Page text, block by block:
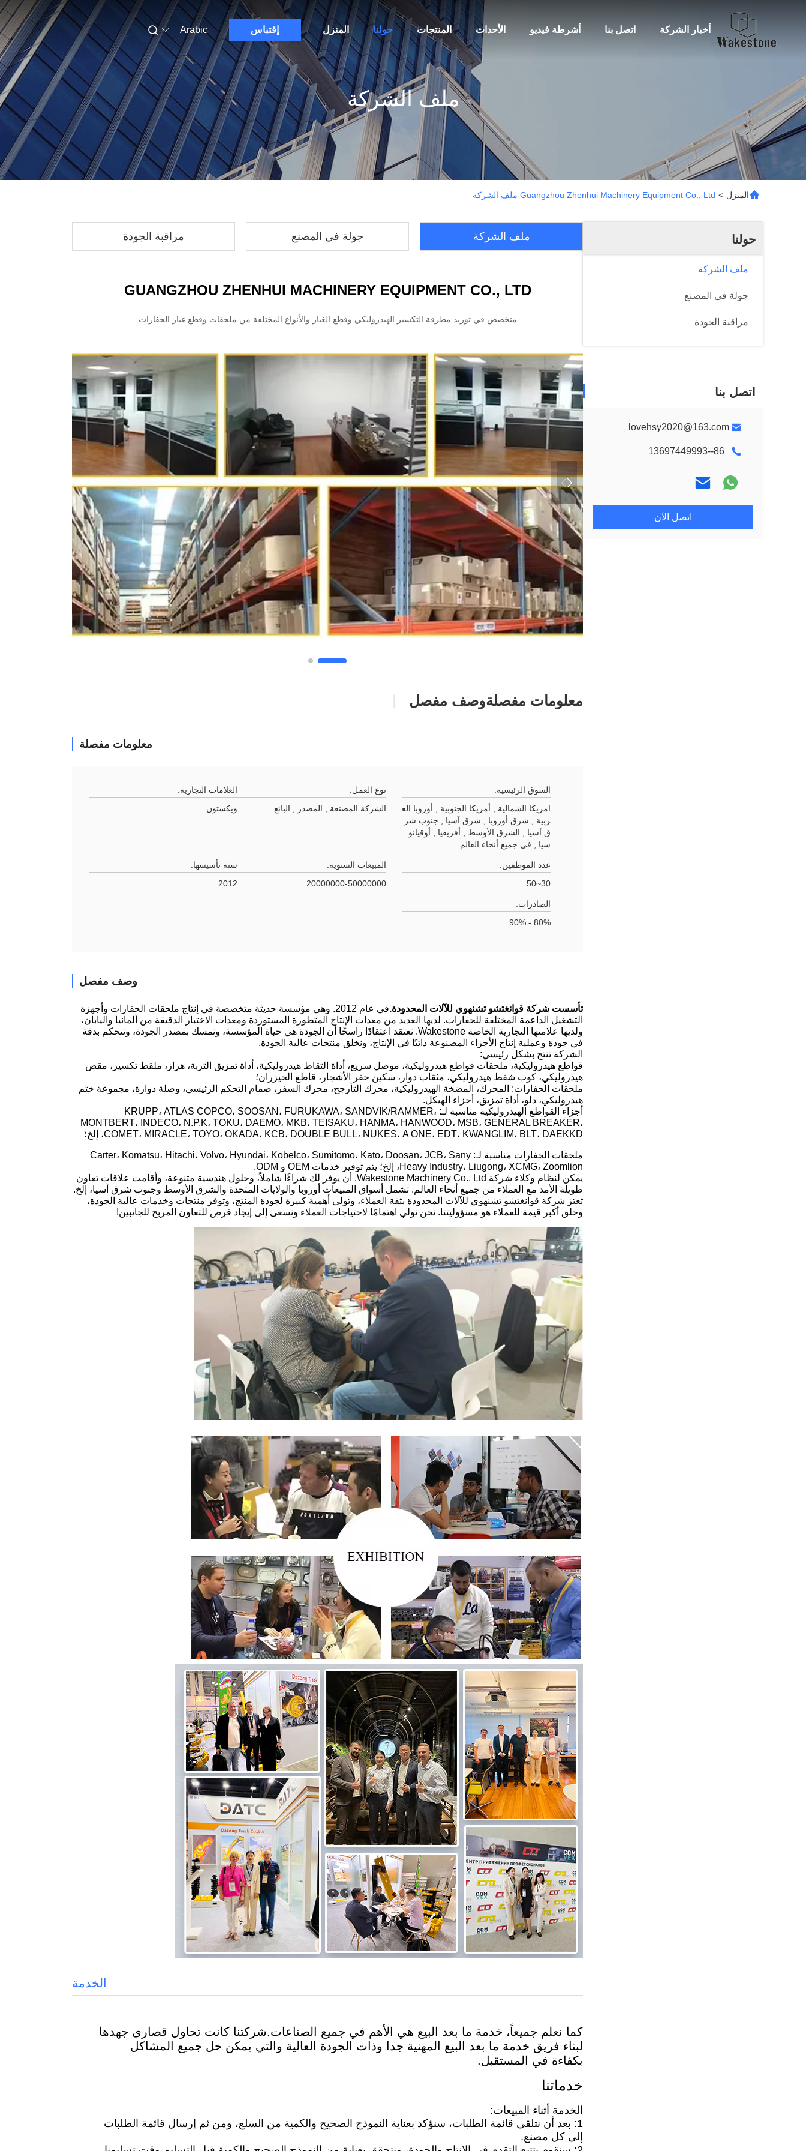
المنزل حولنا المنتجات الأحداث أشرطة فيديو اتصل بنا أخبار الشركة إقتباس Arabic
ملف الشركة
المنزل > Guangzhou Zhenhui Machinery Equipment Co., Ltd ملف الشركة
حولنا
ملف الشركة
جولة في المصنع
مراقبة الجودة
اتصل بنا
lovehsy2020@163.com
86--13697449993
اتصل الآن
ملف الشركة جولة في المصنع مراقبة الجودة
GUANGZHOU ZHENHUI MACHINERY EQUIPMENT CO., LTD
متخصص في توريد مطرقة التكسير الهيدروليكي وقطع الغيار والأنواع المختلفة من ملحقات وقطع غيار الحفارات
معلومات مفصلةوصف مفصل
معلومات مفصلة
السوق الرئيسية:
امريكا الشمالية , أمريكا الجنوبية , أوروبا الغ
ربية , شرق أوروبا , شرق آسيا , جنوب شر
ق آسيا , الشرق الأوسط , أفريقيا , أوقيانو
سيا , في جميع أنحاء العالم
نوع العمل:
الشركة المصنعة , المصدر , البائع
العلامات التجارية:
ويكستون
عدد الموظفين:
30~50
المبيعات السنوية:
20000000-50000000
سنة تأسيسها:
2012
الصادرات:
80% - 90%
وصف مفصل
تأسست شركة قوانغتشو تشنهوي للآلات المحدودة.
في عام 2012. وهي مؤسسة حديثة متخصصة في إنتاج ملحقات الحفارات وأجهزة
التشغيل الداعمة المختلفة للحفارات. لديها العديد من معدات الإنتاج المتطورة المستوردة ومعدات الاختبار الدقيقة من ألمانيا واليابان،
ولديها علامتها التجارية الخاصة Wakestone. نعتقد اعتقادًا راسخًا أن الجودة هي حياة المؤسسة، ونمسك بمصدر الجودة، ونتحكم بدقة
في جودة وعملية إنتاج الأجزاء المصنوعة ذاتيًا في الإنتاج، ونخلق منتجات عالية الجودة.
الشركة تنتج بشكل رئيسي:
قواطع هيدروليكية، ملحقات قواطع هيدروليكية، موصل سريع، أداة التقاط هيدروليكية، أداة تمزيق التربة، هزاز، ملقط تكسير، مقص
هيدروليكي، كوب شفط هيدروليكي، مثقاب دوار، سكين حفر الأشجار، قاطع الخيزران؛
ملحقات الحفارات: المحرك، المضخة الهيدروليكية، محرك التأرجح، محرك السفر، صمام التحكم الرئيسي، وصلة دوارة، مجموعة ختم
هيدروليكي، دلو، أداة تمزيق، أجزاء الهيكل.
أجزاء القواطع الهيدروليكية مناسبة لـ: KRUPP، ATLAS COPCO، SOOSAN، FURUKAWA، SANDVIK/RAMMER،
MONTBERT، INDECO، N.P.K، TOKU، DAEMO، MKB، TEISAKU، HANMA، HANWOOD، MSB، GENERAL BREAKER،
COMET، MIRACLE، TOYO، OKADA، KCB، DOUBLE BULL، NUKES، A ONE، EDT، KWANGLIM، BLT، DAEKKD، إلخ؛
ملحقات الحفارات مناسبة لـ: Carter، Komatsu، Hitachi، Volvo، Hyundai، Kobelco، Sumitomo، Kato، Doosan، JCB، Sany
Heavy Industry، Liugong، XCMG، Zoomlion، إلخ؛ يتم توفير خدمات OEM و ODM.
يمكن لنظام وكلاء شركة Wakestone Machinery Co., Ltd. أن يوفر لك شراءًا شاملاً، وحلول هندسية متنوعة، وأقامت علاقات تعاون
طويلة الأمد مع العملاء من جميع أنحاء العالم. تشمل أسواق المبيعات أوروبا والولايات المتحدة والشرق الأوسط وجنوب شرق آسيا، إلخ.
تعتز شركة قوانغتشو تشنهوي للآلات المحدودة بثقة العملاء، وتولي أهمية كبيرة لجودة المنتج، وتوفر منتجات وخدمات عالية الجودة،
وخلق أكبر قيمة للعملاء هو مسؤوليتنا. نحن نولي اهتمامًا لاحتياجات العملاء ونسعى إلى إيجاد فرص للتعاون المربح للجانبين!
الخدمة
كما نعلم جميعاً، خدمة ما بعد البيع هي الأهم في جميع الصناعات.شركتنا كانت تحاول قصارى جهدها
لبناء فريق خدمة ما بعد البيع المهنية جدا وذات الجودة العالية والتي يمكن حل جميع المشاكل
بكفاءة في المستقبل.
خدماتنا
الخدمة أثناء المبيعات:
1: بعد أن نتلقى قائمة الطلبات، سنؤكد بعناية النموذج الصحيح والكمية من السلع، ومن ثم إرسال قائمة الطلبات
إلى كل مصنع.